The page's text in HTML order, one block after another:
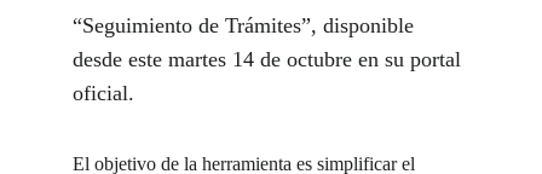
“Seguimiento de Trámites”, disponible
desde este martes 14 de octubre en su portal
oficial.
El objetivo de la herramienta es simplificar el